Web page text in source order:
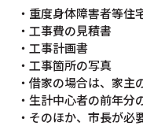
・重度身体障害者等住
・工事費の見積書
・工事計画書
・工事箇所の写真
・借家の場合は、家主
・生計中心者の前年分
・そのほか、市長が必